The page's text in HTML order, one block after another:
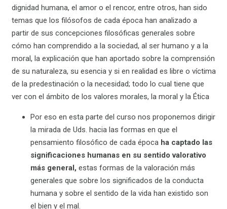
dignidad humana, el amor o el rencor, entre otros, han sido
temas que los filósofos de cada época han analizado a
partir de sus concepciones filosóficas generales sobre
cómo han comprendido a la sociedad, al ser humano y a la
moral, la explicación que han aportado sobre la comprensión
de su naturaleza, su esencia y si en realidad es libre o víctima
de la predestinación o la necesidad; todo lo cual tiene que
ver con el ámbito de los valores morales, la moral y la Ética
Por eso en esta parte del curso nos proponemos dirigir
la mirada de Uds. hacia las formas en que el
pensamiento filosófico de cada época ha captado las
significaciones humanas en su sentido valorativo
más general, estas formas de la valoración más
generales que sobre los significados de la conducta
humana y sobre el sentido de la vida han existido son
el bien y el mal.